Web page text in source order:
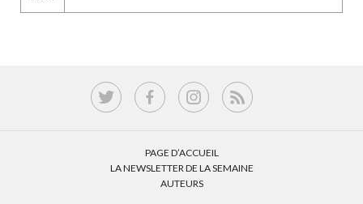
PAGE D’ACCUEIL
LA NEWSLETTER DE LA SEMAINE
AUTEURS